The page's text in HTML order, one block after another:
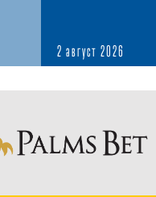
2 август 2026